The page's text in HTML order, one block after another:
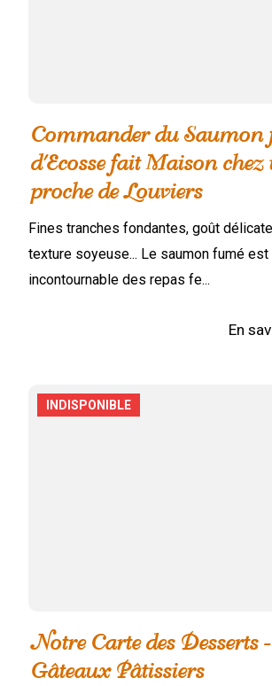
Commander du Saumon
d'Ecosse fait Maison
proche de Louviers
Fines tranches fondantes, goût
texture soyeuse... Le saumon fumé est
incontournable des repas fe...
En
INDISPONIBLE
Notre Carte des Desserts
Gâteaux Pâtissiers